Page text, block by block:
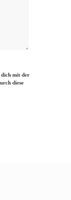
dich mit der
diese